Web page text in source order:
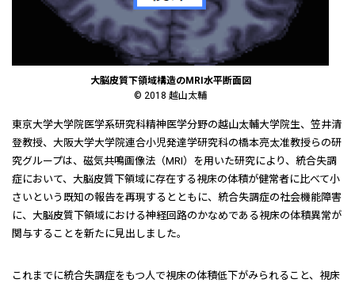
大脳皮質下領域構造のMRI水平断面図
© 2018 越山太輔
東京大学大学院医学系研究科精神医学分野の越山太輔大学院生、笠井清
登教授、大阪大学大学院連合小児発達学研究科の橋本亮太准教授らの研
究グループは、磁気共鳴画像法（MRI）を用いた研究により、統合失調
症において、大脳皮質下領域に存在する視床の体積が健常者に比べて小
さいという既知の報告を再現するとともに、統合失調症の社会機能障害
に、大脳皮質下領域における神経回路のかなめである視床の体積異常が
関与することを新たに見出しました。
これまでに統合失調症をもつ人で視床の体積低下がみられること、視床